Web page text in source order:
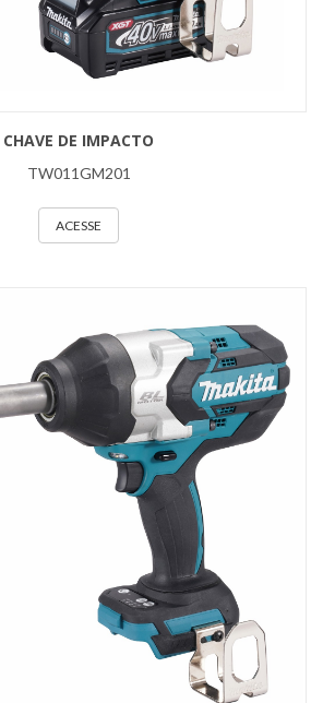
CHAVE DE IMPACTO
TW011GM201
ACESSE